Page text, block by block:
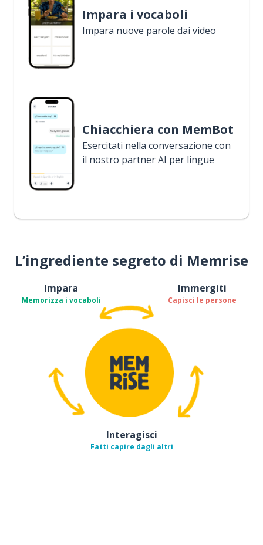
Impara i vocaboli
Impara nuove parole dai video
Chiacchiera con MemBot
Esercitati nella conversazione con
il nostro partner AI per lingue
L’ingrediente segreto di Memrise
Impara
Memorizza i vocaboli
Immergiti
Capisci le persone
Interagisci
Fatti capire dagli altri